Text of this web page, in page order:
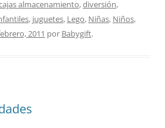
almacenamiento,diversión,
, juguetes, Lego, Niñas, Niños,
2011 por Babygift.